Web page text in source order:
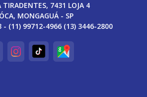
TIRADENTES, 7431 LOJA 4
MONGAGUÁ - SP
- (11) 99712-4966 (13) 3446-2800